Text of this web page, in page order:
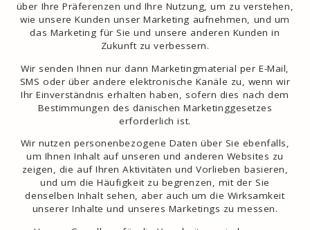
über Ihre Präferenzen und Ihre Nutzung, um zu verstehen,
wie unsere Kunden unser Marketing aufnehmen, und um
das Marketing für Sie und unsere anderen Kunden in
Zukunft zu verbessern.
Wir senden Ihnen nur dann Marketingmaterial per E-Mail,
SMS oder über andere elektronische Kanäle zu, wenn wir
Ihr Einverständnis erhalten haben, sofern dies nach dem
Bestimmungen des dänischen Marketinggesetzes
erforderlich ist.
Wir nutzen personenbezogene Daten über Sie ebenfalls,
um Ihnen Inhalt auf unseren und anderen Websites zu
zeigen, die auf Ihren Aktivitäten und Vorlieben basieren,
und um die Häufigkeit zu begrenzen, mit der Sie
denselben Inhalt sehen, aber auch um die Wirksamkeit
unserer Inhalte und unseres Marketings zu messen.